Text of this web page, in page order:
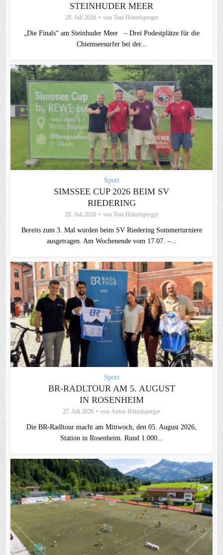
STEINHUDER MEER
28. Juli 2026 von Toni Hötzelsperger
„Die Finals“ am Steinhuder Meer – Drei Podestplätze für die
Chiemseesurfer bei der...
Sport
SIMSSEE CUP 2026 BEIM SV
RIEDERING
28. Juli 2026 von Toni Hötzelsperger
Bereits zum 3. Mal wurden beim SV Riedering Sommerturniere
ausgetragen. Am Wochenende vom 17.07. –...
Sport
BR-RADLTOUR AM 5. AUGUST
IN ROSENHEIM
27. Juli 2026 von Anton Hötzelsperger
Die BR-Radltour macht am Mittwoch, den 05. August 2026,
Station in Rosenheim. Rund 1.000...